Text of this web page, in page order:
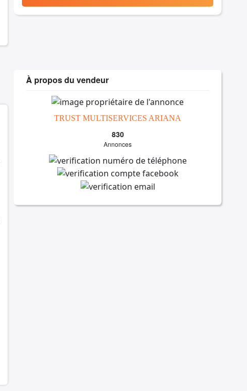
À propos du vendeur
TRUST MULTISERVICES ARIANA
830
Annonces